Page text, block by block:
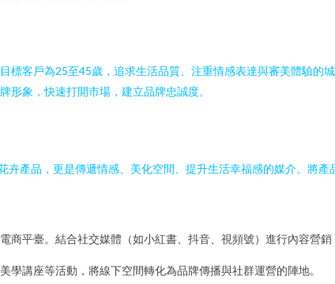
客戶為25至45歲，追求生活品質、注重情感表達與審美體驗的
象，快速打開市場，建立品牌忠誠度。
產品，更是傳遞情感、美化空間、提升生活幸福感的媒介。將產
平臺。結合社交媒體（如小紅書、抖音、視頻號）進行內容營
講座等活動，將線下空間轉化為品牌傳播與社群運營的陣地。